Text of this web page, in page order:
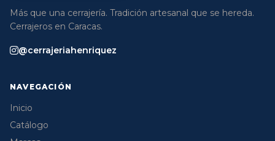
Más que una cerrajería. Tradición artesanal que se hereda.
Cerrajeros en Caracas.
@cerrajeriahenriquez
NAVEGACIÓN
Inicio
Catálogo